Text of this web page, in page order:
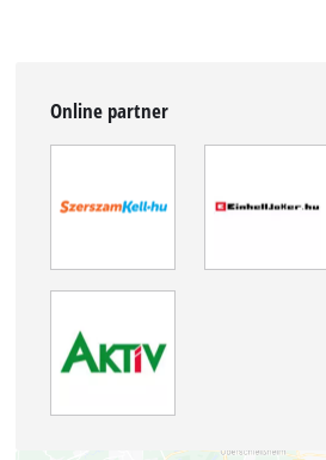
Online partner